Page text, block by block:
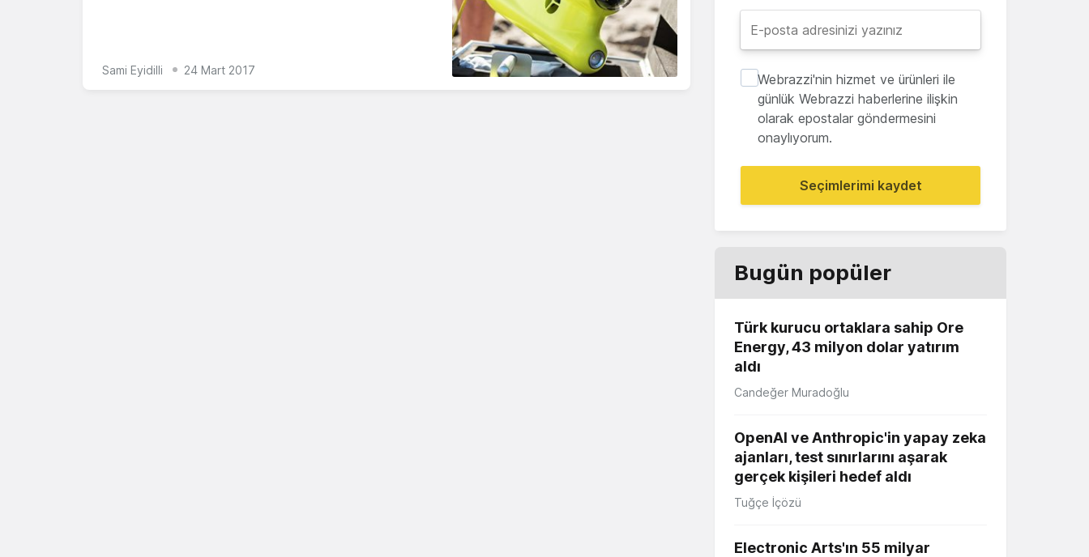
Sami Eyidilli 24 Mart 2017
Webrazzi'nin hizmet ve ürünleri ile
günlük Webrazzi haberlerine ilişkin
olarak epostalar göndermesini
onaylıyorum.
Seçimlerimi kaydet
Bugün popüler
Türk kurucu ortaklara sahip Ore
Energy, 43 milyon dolar yatırım
aldı
Candeğer Muradoğlu
OpenAI ve Anthropic'in yapay zeka
ajanları, test sınırlarını aşarak
gerçek kişileri hedef aldı
Tuğçe İçözü
Electronic Arts'ın 55 milyar